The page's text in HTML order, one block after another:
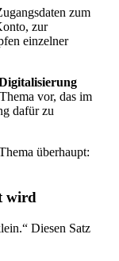
zum
zur
einzelner
vor, das im
dafür zu
überhaupt:
wird
Diesen Satz